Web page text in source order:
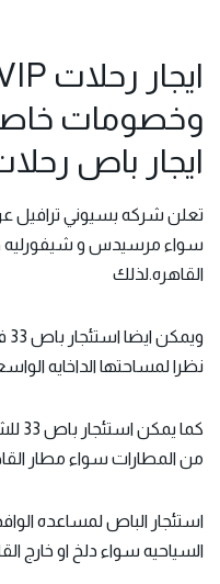
ايجار باص
سواء مرسيدس و شيفورليه
القاهره.لذلك
نظرا لمساحتها الداخايه
كما
من المطارات سواء مطار
استئجار الباص لمساعده
السياحيه سواء دلخ او خارج